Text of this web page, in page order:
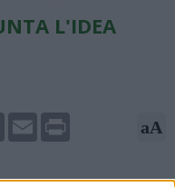
L'IDEA
Copy
Link
Email aA